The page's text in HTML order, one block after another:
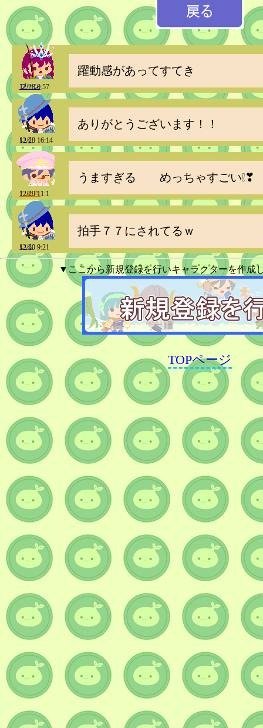
躍動感があってすてき
ブーン
12/28 0:57
ありがとうございます！！
いく
12/28 16:14
うますぎる めっちゃすごい❕❣
たぬき
12/29 11:1
拍手７７にされてるｗ
いく
12/30 9:21
▼ここから新規登録を行いキャラクターを作成
TOPページ